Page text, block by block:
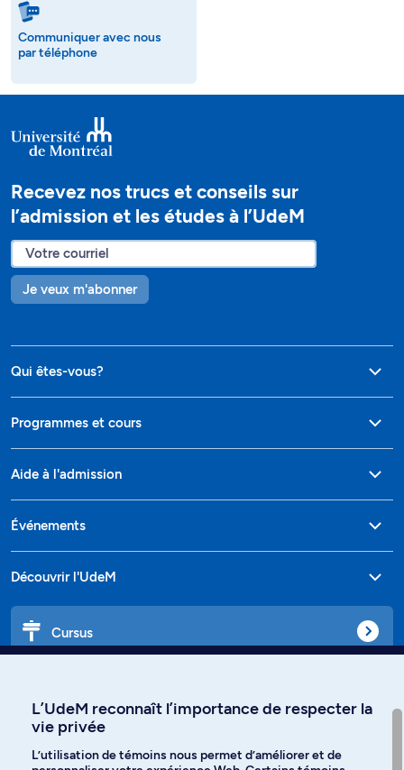
Communiquer avec nous
par téléphone
Recevez nos trucs et conseils sur
l’admission et les études à l’UdeM
Je veux m'abonner
Qui êtes-vous?
Programmes et cours
Aide à l'admission
Événements
Découvrir l'UdeM
Cursus
L’UdeM reconnaît l’importance de respecter la
vie privée
L’utilisation de témoins nous permet d’améliorer et de